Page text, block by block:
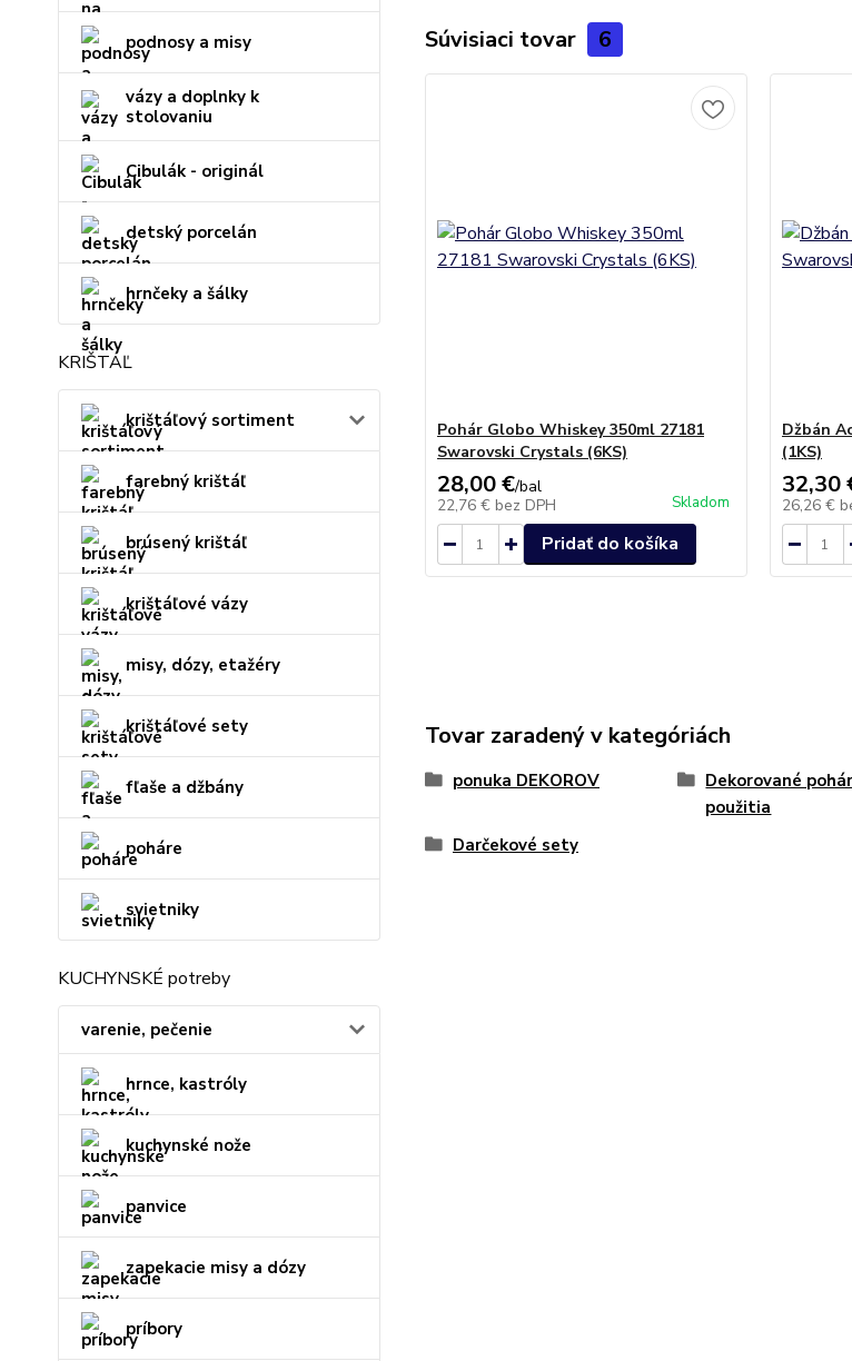
podnosy a misy
vázy a doplnky k
stolovaniu
Cibulák - originál
detský porcelán
hrnčeky a šálky
KRIŠTÁĽ
krištáľový sortiment
farebný krištáľ
brúsený krištáľ
krištáľové vázy
misy, dózy, etažéry
krištáľové sety
fľaše a džbány
poháre
svietniky
KUCHYNSKÉ potreby
varenie, pečenie
hrnce, kastróly
kuchynské nože
panvice
zapekacie misy a dózy
príbory
Súvisiaci tovar 6
Pohár Globo Whiskey 350ml 27181
Swarovski Crystals (6KS)
28,00 €/bal
22,76 € bez DPH Skladom
Pridať do košíka
Džbán
(1KS)
32,30
26,26 €
Tovar zaradený v kategóriách
ponuka DEKOROV
Dekorované
použitia
Darčekové sety